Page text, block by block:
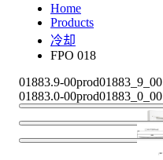
Home
Products
冷却
FPO 018
01883.9-00prod01883_9_00
01883.0-00prod01883_0_00